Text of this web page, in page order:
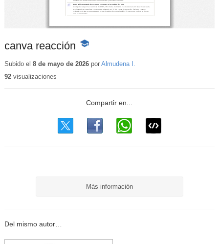
canva reacción
-
educativo
Subido el 8 de mayo de 2026por Almudena I.
92visualizaciones
Más información
Del mismo autor…